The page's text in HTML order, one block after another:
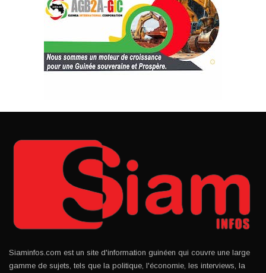
Siaminfos.com est un site d'information guinéen qui couvre une large
gamme de sujets, tels que la politique, l'économie, les interviews, la